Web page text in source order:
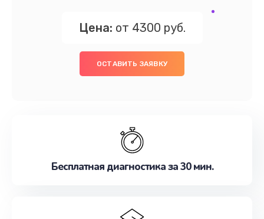
Цена: от 4300 руб.
ОСТАВИТЬ ЗАЯВКУ
Бесплатная диагностика за 30 мин.